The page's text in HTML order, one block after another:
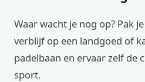
Waar wacht je nog op? Pak
verblijf op een landgoed of
padelbaan en ervaar zelf de
sport.